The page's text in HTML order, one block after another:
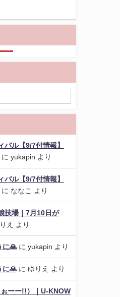
バル【9/7付情報】
に yukapin より
バル【9/7付情報】
に ななこ より
技場｜7月10日が
え より
に🙏に yukapin より
に🙏に ゆりえ より
ーー!!）｜U-KNOW